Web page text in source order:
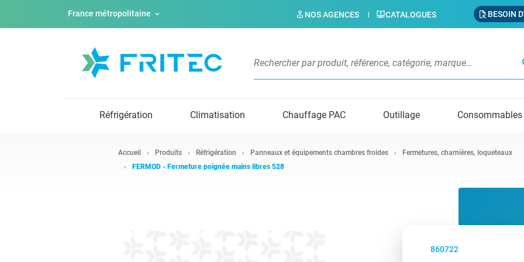
France métropolitaine NOS AGENCES CATALOGUES BESOIN
Réfrigération Climatisation Chauffage PAC Outillage Consommables
Accueil Produits Réfrigération Panneaux et équipements chambres froides
Fermetures, charnières, loqueteaux
FERMOD - Fermeture poignée mains libres 528
860722